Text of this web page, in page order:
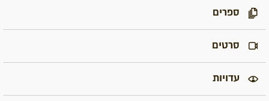
ספרים
סרטים
עדויות